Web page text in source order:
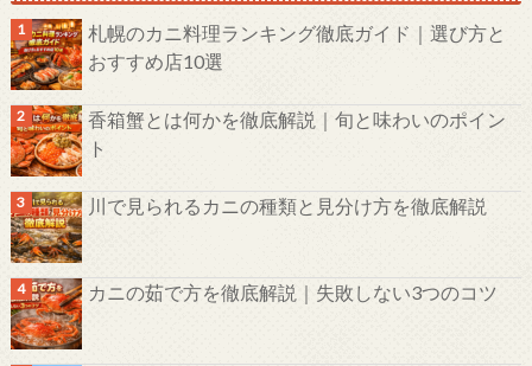
札幌のカニ料理ランキング徹底ガイド｜選び方と
おすすめ店10選
香箱蟹とは何かを徹底解説｜旬と味わいのポイン
ト
川で見られるカニの種類と見分け方を徹底解説
カニの茹で方を徹底解説｜失敗しない3つのコツ